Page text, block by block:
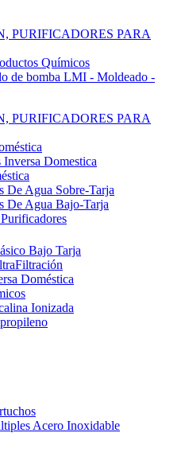
PURIFICADORES PARA
Químicos
de bomba LMI - Moldeado -
PURIFICADORES PARA
Inversa Domestica
De Agua Sobre-Tarja
De Agua Bajo-Tarja
Bajo Tarja
Doméstica
Ionizada
Acero Inoxidable